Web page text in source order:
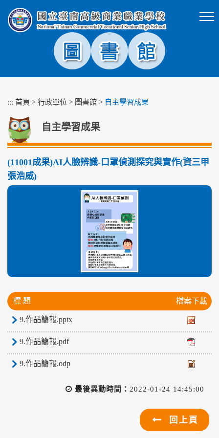
塊
::: 首頁 > 行政單位 > 圖書館 > 自主學習成果
自主學習成果
(11001成果)AI人臉辨識-口罩偵測探究與實作(資三甲
張浩威)
標 題 檔案下載
9.作品簡報.pptx
9.作品簡報.pdf
9.作品簡報.odp
最後異動時間： 2022-01-24 14:45:00
回上頁